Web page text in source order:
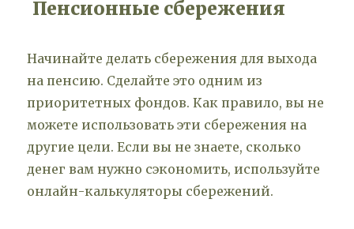
Пенсионные сбережения
Начинайте делать сбережения для выхода
на пенсию. Сделайте это одним из
приоритетных фондов. Как правило, вы не
можете использовать эти сбережения на
другие цели. Если вы не знаете, сколько
денег вам нужно сэкономить, используйте
онлайн-калькуляторы сбережений.